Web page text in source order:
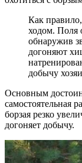
Как
ходом. Поля
обнаружив
догоняют
добычу
Основным
самостоятельная
борзая резко
догоняет добычу.